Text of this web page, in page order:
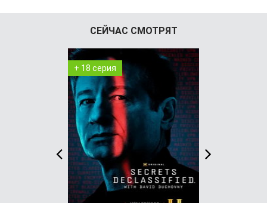
СЕЙЧАС СМОТРЯТ
+ 18 серия